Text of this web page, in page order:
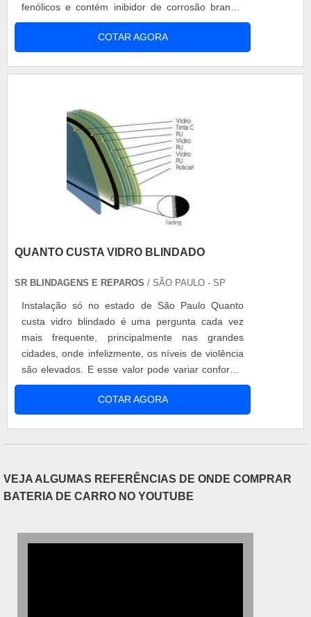
fenólicos e contém inibidor de corrosão branca.
Foi criado especificamente para fabricação de
tubos. A sua principal característica é de proteção
temporária em superfície metálica. Características
COTAR AGORA
QUANTO CUSTA VIDRO BLINDADO
SR BLINDAGENS E REPAROS / SÃO PAULO - SP
Instalação só no estado de São Paulo Quanto
custa vidro blindado é uma pergunta cada vez
mais frequente, principalmente nas grandes
cidades, onde infelizmente, os níveis de violência
são elevados. E esse valor pode variar conforme
uma série de fatores, sendo os principais o nível
de blindagem e a escolha da empresa que
realizará o serviço. Funcionalidade do serviço O
COTAR AGORA
VEJA ALGUMAS REFERÊNCIAS DE ONDE COMPRAR
BATERIA DE CARRO NO YOUTUBE